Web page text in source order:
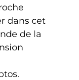
dans cet
de la